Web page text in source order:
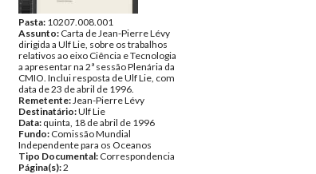
Pasta: 10207.008.001
Assunto: Carta de Jean-Pierre Lévy
dirigida a Ulf Lie, sobre os trabalhos
relativos ao eixo Ciência e Tecnologia
a apresentar na 2ª sessão Plenária da
CMIO. Inclui resposta de Ulf Lie, com
data de 23 de abril de 1996.
Remetente:Jean-Pierre Lévy
Destinatário:Ulf Lie
Data: quinta, 18 de abril de 1996
Fundo: Comissão Mundial
Independente para os Oceanos
Tipo Documental: Correspondencia
Página(s):2